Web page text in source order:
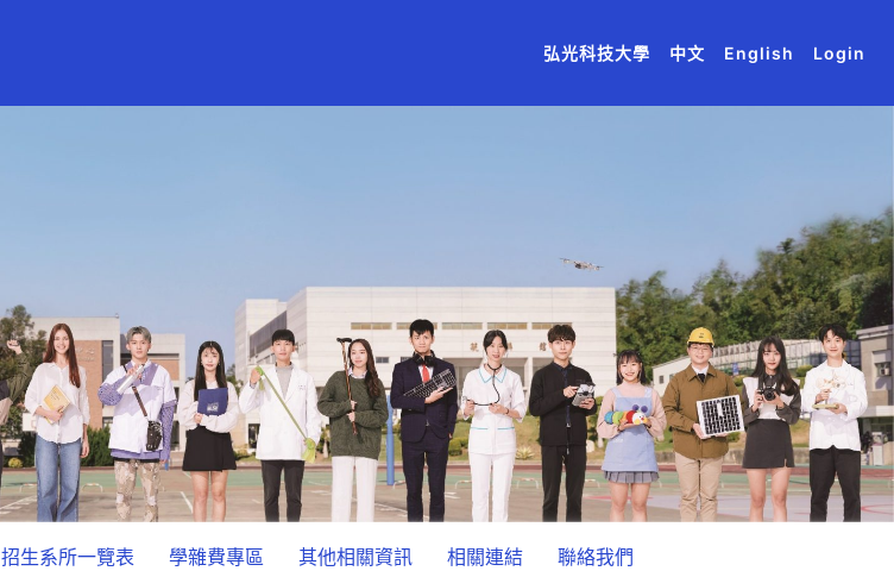
(current)
(current)
弘光科技大學 (current)
中文 (current)
English (current)
Login
招生系所一覽表 學雜費專區 其他相關資訊 相關連結 聯絡我們